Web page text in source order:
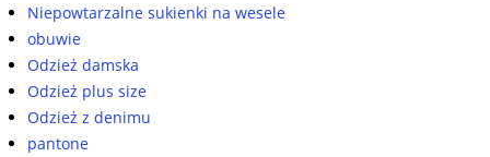
Niepowtarzalne sukienki na wesele
obuwie
Odzież damska
Odzież plus size
Odzież z denimu
pantone